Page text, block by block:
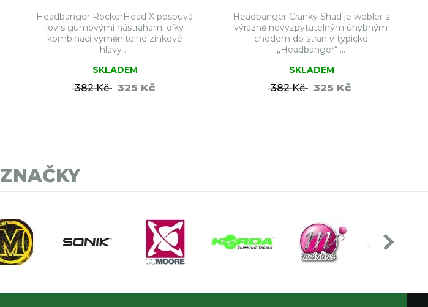
Headbanger RockerHead X posouvá
lov s gumovými nástrahami díky
kombinaci vyměnitelné zinkové
hlavy ...
SKLADEM
382 Kč 325 Kč
Headbanger Cranky Shad je wobler s
výrazně nevyzpytatelným úhybným
chodem do stran v typické
„Headbanger“ ...
SKLADEM
382 Kč 325 Kč